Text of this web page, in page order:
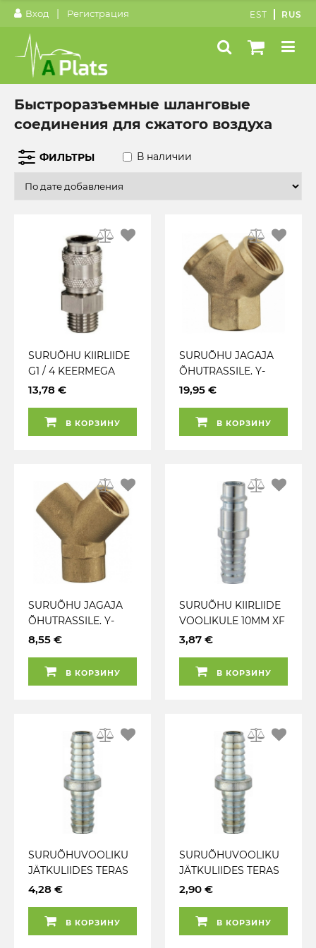
Вход | Регистрация EST RUS
Быстроразъемные шланговые
соединения для сжатого воздуха
ФИЛЬТРЫ В наличии
SURUÕHU KIIRLIIDE
G1 / 4 KEERMEGA
PCL
AATORILE NEX6
13,78 €
В КОРЗИНУ
SURUÕHU JAGAJA
ÕHUTRASSILE. Y-
KUJULINE. 3 / 8"
SPR4280
19,95 €
В КОРЗИНУ
SURUÕHU JAGAJA
ÕHUTRASSILE. Y-
KUJULINE. 1 / 4"
SPR4279
8,55 €
В КОРЗИНУ
SURUÕHU KIIRLIIDE
VOOLIKULE 10MM XF
7.4MM PCLAA7112
3,87 €
В КОРЗИНУ
SURUÕHUVOOLIKU
JÄTKULIIDES TERAS
12.7MM PCL HC2986
4,28 €
В КОРЗИНУ
SURUÕHUVOOLIKU
JÄTKULIIDES TERAS
9.5MM PCL HC2985
2,90 €
В КОРЗИНУ